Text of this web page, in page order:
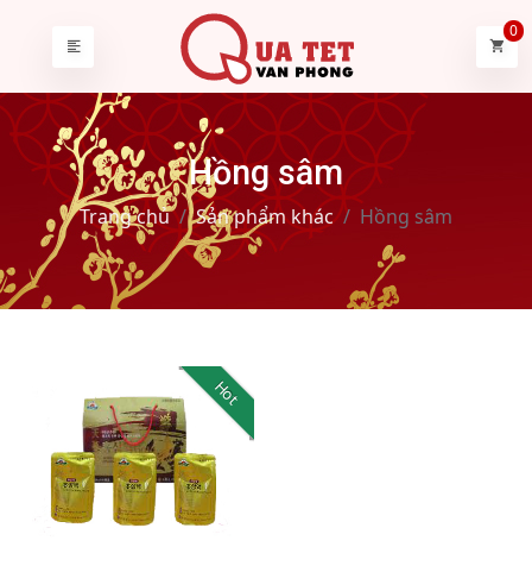
0
Hồng sâm
Trang chủ Sản phẩm khác Hồng sâm
Hot